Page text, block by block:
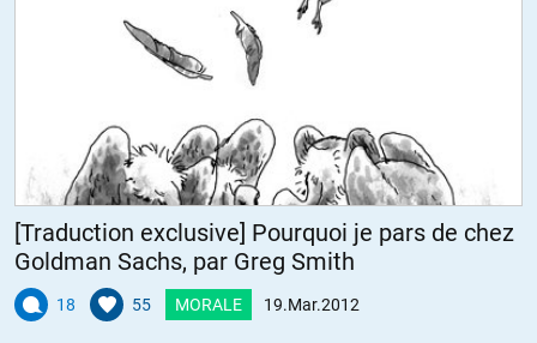
[Traduction exclusive] Pourquoi je pars de chez
Goldman Sachs, par Greg Smith
18 55 MORALE 19.Mar.2012